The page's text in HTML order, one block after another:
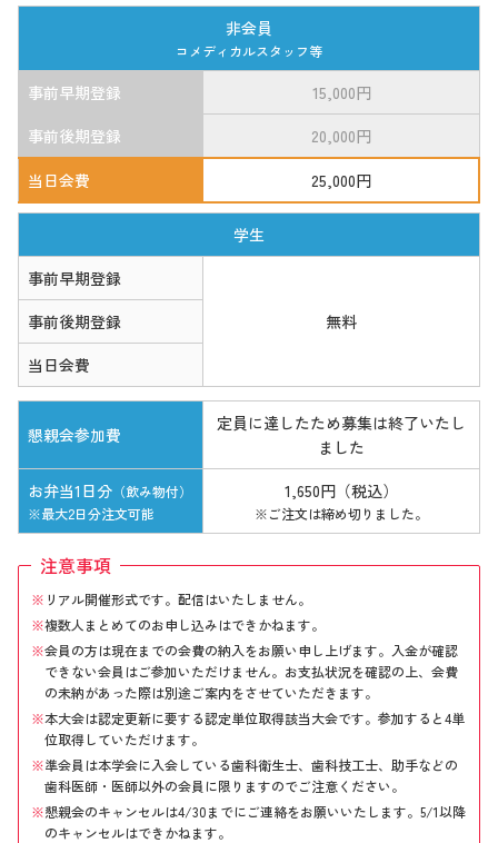
非会員
コメディカルスタッフ等
事前早期登録
15,000円
事前後期登録
20,000円
当日会費
25,000円
学生
事前早期登録
無料
事前後期登録
当日会費
懇親会参加費
定員に達したため募集は終了いたし
ました
お弁当1日分 （飲み物付）
※最大2日分注文可能
1,650円（税込）
※ご注文は締め切りました。
注意事項
リアル開催形式です。配信はいたしません。
複数人まとめてのお申し込みはできかねます。
会員の方は現在までの会費の納入をお願い申し上げます。入金が確認
できない会員はご参加いただけません。お支払状況を確認の上、会費
の未納があった際は別途ご案内をさせていただきます。
本大会は認定更新に要する認定単位取得該当大会です。参加すると4単
位取得していただけます。
準会員は本学会に入会している歯科衛生士、歯科技工士、助手などの
歯科医師・医師以外の会員に限りますのでご注意ください。
懇親会のキャンセルは4/30までにご連絡をお願いいたします。5/1以降
のキャンセルはできかねます。